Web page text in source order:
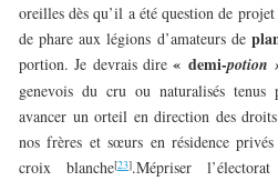
oreilles dès qu’il a été question de
de phare aux légions d’amateurs de
portion. Je devrais dire« demi-potion
genevois du cru ou naturalisés
avancer un orteil en direction des
nos frères et sœurs en résidence privés
croix blanche[23].Mépriser